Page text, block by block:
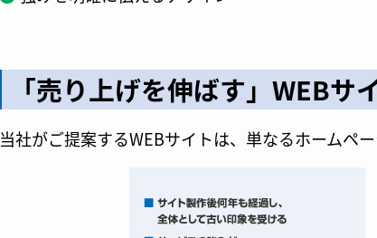
「売り上げを伸ばす」WEBサ
当社がご提案するWEBサイトは、単なるホームペ